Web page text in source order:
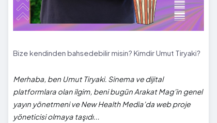
Bize kendinden bahsedebilir misin? Kimdir Umut Tiryaki?
Merhaba, ben Umut Tiryaki. Sinema ve dijital
platformlara olan ilgim, beni bugün Arakat Mag’in genel
yayın yönetmeni ve New Health Media’da web proje
yöneticisi olmaya taşıdı...